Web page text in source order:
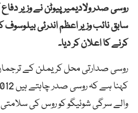
روسی صدر ولادیمیر پیوٹن نے وزیر
سابق نائب وزیر اعظم اندرئی بیلوسوف
کرنے کا اعلان کر دیا۔
روسی صدارتی محل کریملن کے
والے سرگی شوئیگو کو روس کی